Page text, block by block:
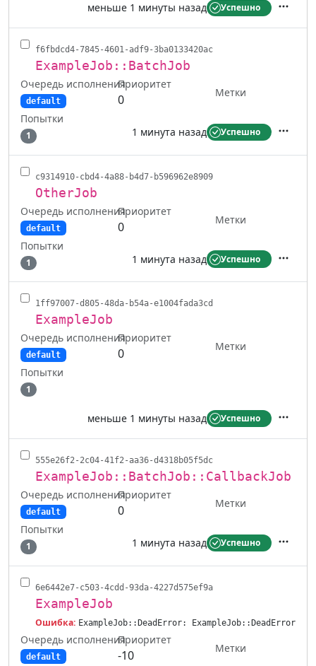
меньше 1 минуты назад Успешно
f6fbdcd4-7845-4601-adf9-3ba0133420ac
ExampleJob::BatchJob
Очередь исполнения
default
Приоритет
0
Метки
Попытки
1 1 минута назад Успешно
c9314910-cbd4-4a88-b4d7-b596962e8909
OtherJob
Очередь исполнения
default
Приоритет
0
Метки
Попытки
1 1 минута назад Успешно
1ff97007-d805-48da-b54a-e1004fada3cd
ExampleJob
Очередь исполнения
default
Приоритет
0
Метки
Попытки
1
меньше 1 минуты назад Успешно
555e26f2-2c04-41f2-aa36-d4318b05f5dc
ExampleJob::BatchJob::CallbackJob
Очередь исполнения
default
Приоритет
0
Метки
Попытки
1 1 минута назад Успешно
6e6442e7-c503-4cdd-93da-4227d575ef9a
ExampleJob
Ошибка: ExampleJob::DeadError: ExampleJob::DeadError
Очередь исполнения
default
Приоритет
-10
Метки